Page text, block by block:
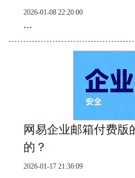
2026-01-08 22:20:00
...
网易企业邮箱付费版
的？
2026-01-17 21:36:09